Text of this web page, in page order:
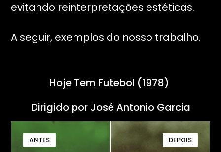
evitando reinterpretações estéticas.
A seguir, exemplos do nosso trabalho.
Hoje Tem Futebol (1978)
Dirigido por José Antonio Garcia
DEPOIS
ANTES